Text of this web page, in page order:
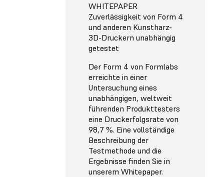
WHITEPAPER
Zuverlässigkeit von Form 4
und anderen Kunstharz-
3D-Druckern unabhängig
getestet
Der Form 4 von Formlabs
erreichte in einer
Untersuchung eines
unabhängigen, weltweit
führenden Produkttesters
eine Druckerfolgsrate von
98,7 %. Eine vollständige
Beschreibung der
Testmethode und die
Ergebnisse finden Sie in
unserem Whitepaper.